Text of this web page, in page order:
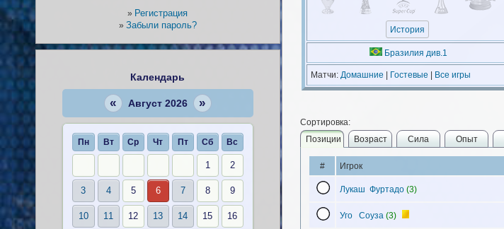
История
Бразилия див.1
Матчи: Домашние Гостевые Все игры
Сортировка:
Позиции
Возраст Сила Опыт
# Игрок
Лукаш Фуртадо (3)
Уго Соуза (3)
» Регистрация
» Забыли пароль?
Календарь
« Август 2026 »
Пн Вт Ср Чт Пт Сб Вс
1 2
3 4 5 6 7 8 9
10 11 12 13 14 15 16